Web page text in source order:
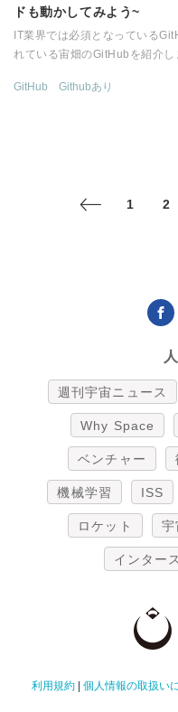
ドも動かしてみよう~
IT業界では必須となっている
れている宙畑のGitHubを紹介し
GitHub Githubあり
< 1 2
週刊宇宙ニュース
Why Space
ベンチャー
機械学習 ISS
ロケット 宇
インター
利用規約 個人情報の取扱い